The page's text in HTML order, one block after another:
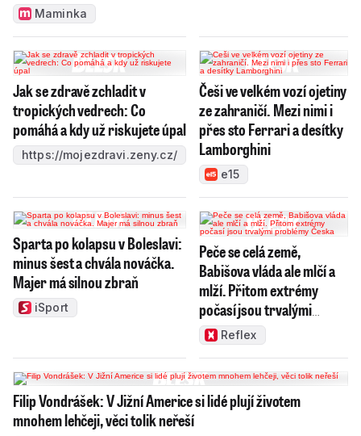
Maminka
Jak se zdravě zchladit v
tropických vedrech: Co
pomáhá a kdy už riskujete úpal
https://mojezdravi.zeny.cz/
Češi ve velkém vozí ojetiny
ze zahraničí. Mezi nimi i
přes sto Ferrari a desítky
Lamborghini
e15
Sparta po kolapsu v Boleslavi:
minus šest a chvála nováčka.
Majer má silnou zbraň
iSport
Peče se celá země,
Babišova vláda ale mlčí a
mlží. Přitom extrémy
počasí jsou trvalými
problémy Česka
Reflex
Filip Vondrášek: V Jižní Americe si lidé plují životem
mnohem lehčeji, věci tolik neřeší